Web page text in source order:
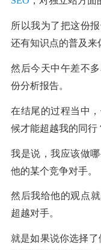
所以我为了把这份
还有知识点的普及来
然后今天中午差不
份分析报告。
在结尾的过程当中
候才能超越我的同行
我是说，我应该做
他的某个竞争对手。
然后我给他的观点
超越对手。
就是如果说你选择